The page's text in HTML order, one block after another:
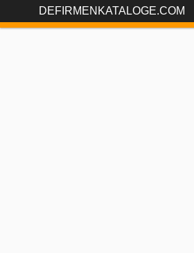
DEFIRMENKATALOGE.COM